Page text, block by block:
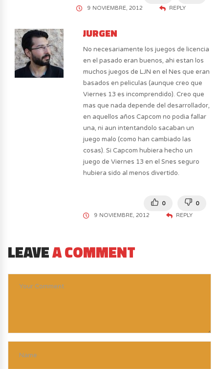
9 NOVIEMBRE, 2012
REPLY
JURGEN
No necesariamente los juegos de licencia
en el pasado eran buenos, ahi estan los
muchos juegos de LJN en el Nes que eran
basados en peliculas (aunque creo que
Viernes 13 es incomprendido). Creo que
mas que nada depende del desarrollador,
en aquellos años Capcom no podia fallar
una, ni aun intentandolo sacaban un
juego malo (como han cambiado las
cosas). Si Capcom hubiera hecho un
juego de Viernes 13 en el Snes seguro
hubiera sido al menos divertido.
0
0
9 NOVIEMBRE, 2012
REPLY
LEAVEA COMMENT